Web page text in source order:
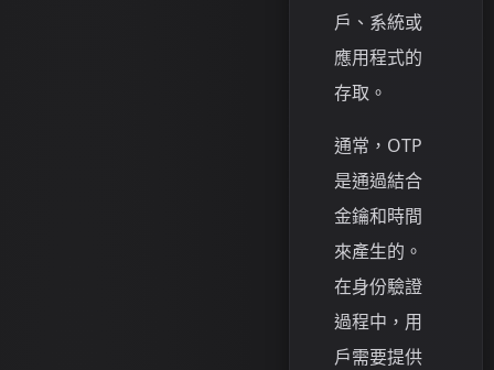
戶、系統或
應用程式的
存取。
通常，OTP
是通過結合
金鑰和時間
來產生的。
在身份驗證
過程中，用
戶需要提供